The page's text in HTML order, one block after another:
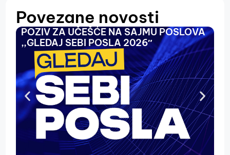
Povezane novosti
POZIV ZA UČEŠĆE NA SAJMU POSLOVA
,,GLEDAJ SEBI POSLA 2026″